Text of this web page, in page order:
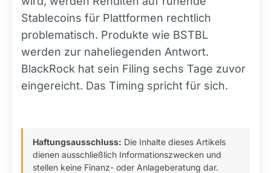
Stablecoins für Plattformen rechtlich
problematisch. Produkte wie BSTBL
werden zur naheliegenden Antwort.
BlackRock hat sein Filing sechs Tage zuvor
eingereicht. Das Timing spricht für sich.
Haftungsausschluss: Die Inhalte dieses Artikels
dienen ausschließlich Informationszwecken und
stellen keine Finanz- oder Anlageberatung dar.